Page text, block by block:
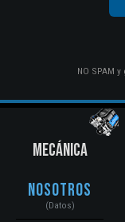
NO SPAM
MECÁNICA
Nosotros
(Datos)